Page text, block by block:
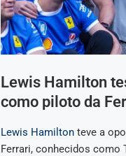
Lewis Hamilton
como piloto da
Lewis Hamiltonteve a
Ferrari, conhecidos como